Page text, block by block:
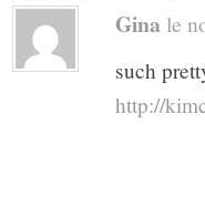
Gina le
such
http://